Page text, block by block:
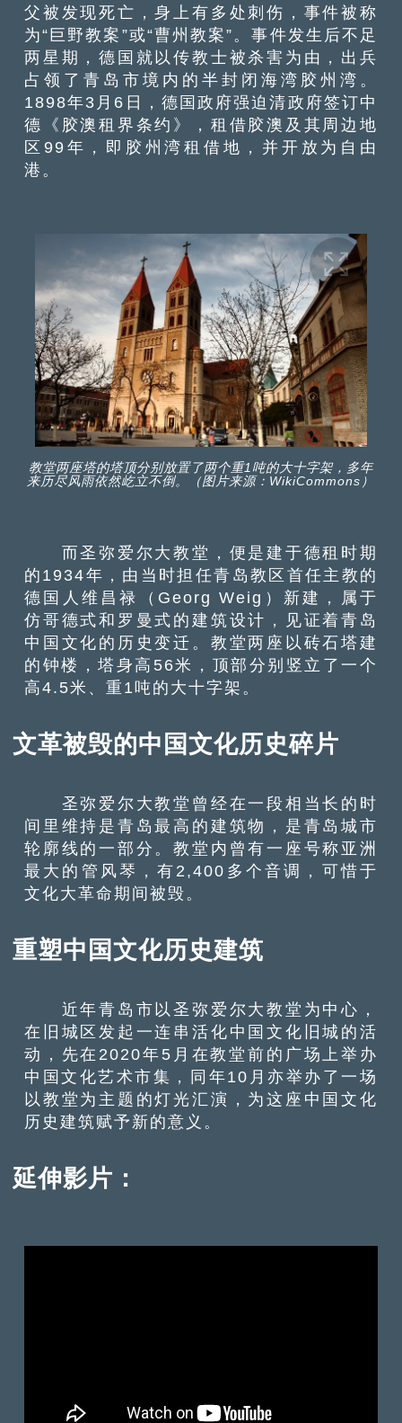
父被发现死亡，身上有多处刺伤，事件被称
为“巨野教案”或“曹州教案”。事件发生后不足
两星期，德国就以传教士被杀害为由，出兵
占领了青岛市境内的半封闭海湾胶州湾。
1898年3月6日，德国政府强迫清政府签订中
德《胶澳租界条约》，租借胶澳及其周边地
区99年，即胶州湾租借地，并开放为自由
港。
教堂两座塔的塔顶分别放置了两个重1吨的大十字架，多年
来历尽风雨依然屹立不倒。（图片来源：WikiCommons）
而圣弥爱尔大教堂，便是建于德租时期
的1934年，由当时担任青岛教区首任主教的
德国人维昌禄（Georg Weig）新建，属于
仿哥德式和罗曼式的建筑设计，见证着青岛
中国文化的历史变迁。教堂两座以砖石塔建
的钟楼，塔身高56米，顶部分别竖立了一个
高4.5米、重1吨的大十字架。
文革被毁的中国文化历史碎片
圣弥爱尔大教堂曾经在一段相当长的时
间里维持是青岛最高的建筑物，是青岛城市
轮廓线的一部分。教堂内曾有一座号称亚洲
最大的管风琴，有2,400多个音调，可惜于
文化大革命期间被毁。
重塑中国文化历史建筑
近年青岛市以圣弥爱尔大教堂为中心，
在旧城区发起一连串活化中国文化旧城的活
动，先在2020年5月在教堂前的广场上举办
中国文化艺术市集，同年10月亦举办了一场
以教堂为主题的灯光汇演，为这座中国文化
历史建筑赋予新的意义。
延伸影片：